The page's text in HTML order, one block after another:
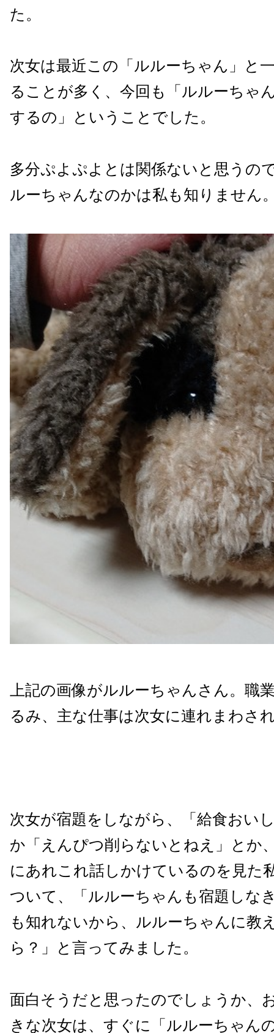
た。
次女は最近この「ルルーちゃん」と
ることが多く、今回も「ルルーちゃ
するの」ということでした。
多分ぷよぷよとは関係ないと思うの
ルーちゃんなのかは私も知りません
上記の画像がルルーちゃんさん。職
るみ、主な仕事は次女に連れまわさ
次女が宿題をしながら、「給食おい
か「えんぴつ削らないとねえ」とか
にあれこれ話しかけているのを見た
ついて、「ルルーちゃんも宿題しな
も知れないから、ルルーちゃんに教
ら？」と言ってみました。
面白そうだと思ったのでしょうか、
きな次女は、すぐに「ルルーちゃん